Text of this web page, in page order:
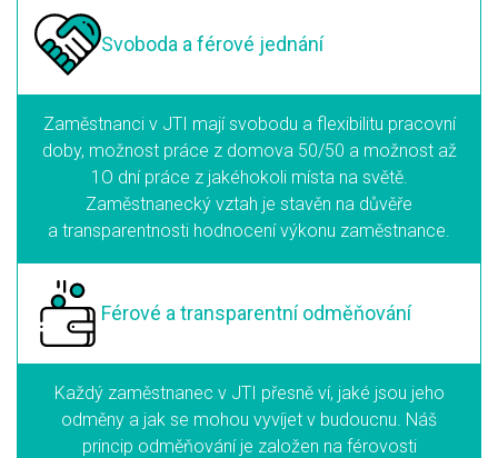
Svoboda a férové jednání
Zaměstnanci v JTI mají svobodu a flexibilitu pracovní
doby, možnost práce z domova 50/50 a možnost až
1O dní práce z jakéhokoli místa na světě.
Zaměstnanecký vztah je stavěn na důvěře
a transparentnosti hodnocení výkonu zaměstnance.
Férové a transparentníodměňování
Každý zaměstnanec v JTI přesně ví, jaké jsou jeho
odměny a jak se mohou vyvíjet v budoucnu. Náš
princip odměňování je založen na férovosti